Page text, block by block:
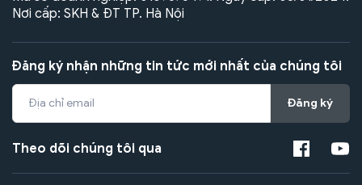
Nơi cấp: SKH & ĐT TP. Hà Nội
Đăng ký nhận những tin tức mới nhất của chúng tôi
Đăng ký
Theo dõi chúng tôi qua